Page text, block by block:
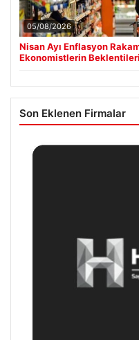
05/08/2026
Nisan Ayı Enflasyon
Ekonomistlerin
Son Eklenen Firmalar